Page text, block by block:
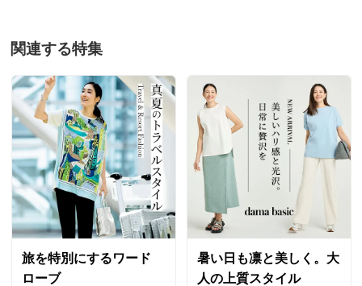
関連する特集
旅を特別にするワード
ローブ
暑い日も凛と美しく。大
人の上質スタイル